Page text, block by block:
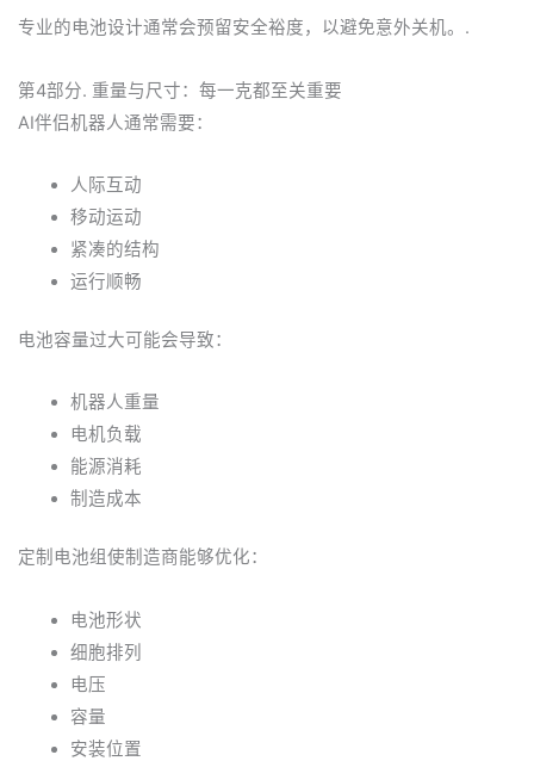
专业的电池设计通常会预留安全裕度，以避免意外关机。.
第4部分. 重量与尺寸：每一克都至关重要
AI伴侣机器人通常需要：
人际互动
移动运动
紧凑的结构
运行顺畅
电池容量过大可能会导致：
机器人重量
电机负载
能源消耗
制造成本
定制电池组使制造商能够优化：
电池形状
细胞排列
电压
容量
安装位置